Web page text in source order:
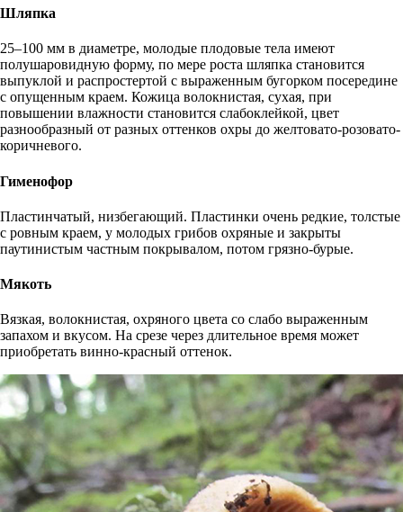
Шляпка
25–100 мм в диаметре, молодые плодовые тела имеют
полушаровидную форму, по мере роста шляпка становится
выпуклой и распростертой с выраженным бугорком посередине
с опущенным краем. Кожица волокнистая, сухая, при
повышении влажности становится слабоклейкой, цвет
разнообразный от разных оттенков охры до желтовато-розовато-
коричневого.
Гименофор
Пластинчатый, низбегающий. Пластинки очень редкие, толстые
с ровным краем, у молодых грибов охряные и закрыты
паутинистым частным покрывалом, потом грязно-бурые.
Мякоть
Вязкая, волокнистая, охряного цвета со слабо выраженным
запахом и вкусом. На срезе через длительное время может
приобретать винно-красный оттенок.